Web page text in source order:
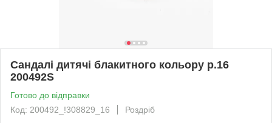
Сандалі дитячі блакитного кольору р.16
200492S
Готово до відправки
Код: 200492_!308829_16
Роздріб